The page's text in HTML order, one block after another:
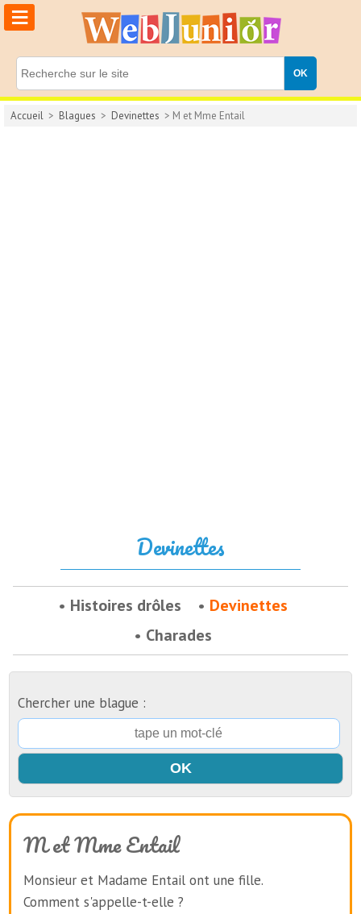
≡
Accueil > Blagues > Devinettes > M et Mme Entail
Devinettes
Histoires drôles
Devinettes
Charades
Chercher une blague :
M et Mme Entail
Monsieur et Madame Entail ont une fille.
Comment s'appelle-t-elle ?